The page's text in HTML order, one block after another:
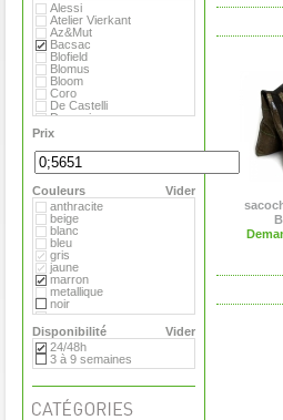
Alessi
Atelier Vierkant
Az&Mut
Bacsac
Blofield
Blomus
Bloom
Coro
De Castelli
Domani
Emu
Eternit
Eva Solo
Extremis
Fermob
Flora
Gandia Blasco
Hay
Magis
Marimekko
Menu
Pop Corn
Rizz
Royal VKB
Serralunga
Stelton
Teracrea
Tradewinds
Tribu
Virages
Viteo
Prix
Vider
Couleurs
anthracite
beige
blanc
bleu
gris
jaune
marron
metallique
noir
orange
rose
rouge
transparent
vert
Vider
Disponibilité
24/48h
3 à 9 semaines